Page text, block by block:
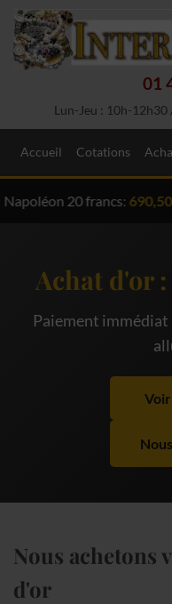
01
Lun-Jeu : 10h-
Accueil Cotations
francs: 690,50 €
Achat d'or
Paiement immédiat
Nous achetons
d'or